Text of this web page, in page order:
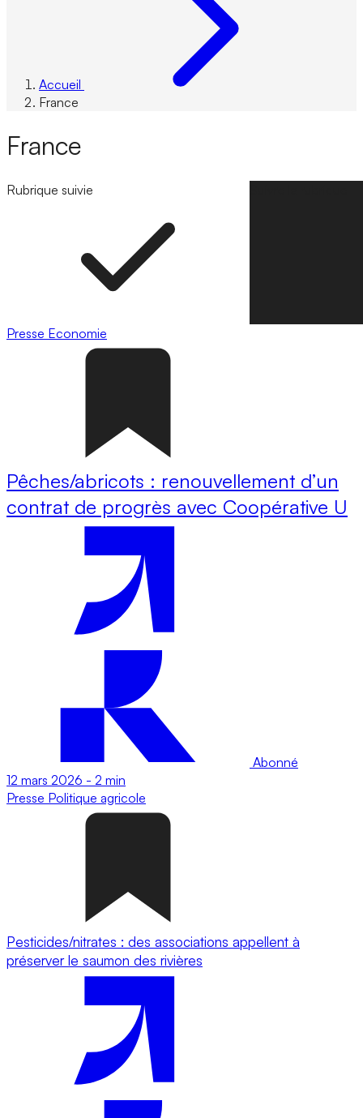
Accueil
France
France
Rubrique suivie
Presse Economie
Pêches/abricots : renouvellement d’un
contrat de progrès avec Coopérative U
Abonné
12 mars 2026 - 2 min
Presse Politique agricole
Pesticides/nitrates : des associations appellent à
préserver le saumon des rivières